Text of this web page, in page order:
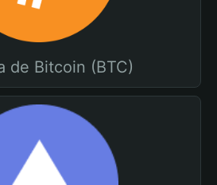
de Bitcoin (BTC)